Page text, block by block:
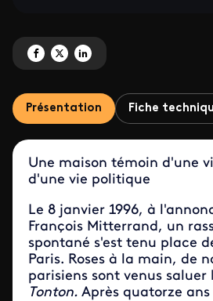
Partagez 'Latche, l'esprit des lieux' sur
Partagez 'Latche, l'esprit des lieux' sur
Partagez 'Latche, l'esprit des
Présentation Fiche
Une maison témoin d'une
d'une vie politique
Le 8 janvier 1996, à
François Mitterrand, un
spontané s'est tenu place
Paris. Roses à la main, de
parisiens sont venus saluer
Tonton. Après quatorze